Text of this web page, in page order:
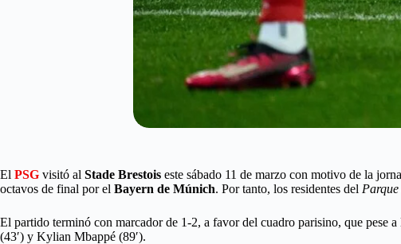
El PSG visitó al Stade Brestois este sábado 11 de marzo con motivo de la
octavos de final por el Bayern de Múnich. Por tanto, los residentes del
El partido terminó con marcador de 1-2, a favor del cuadro parisino, que pese
(43′) y Kylian Mbappé (89′).